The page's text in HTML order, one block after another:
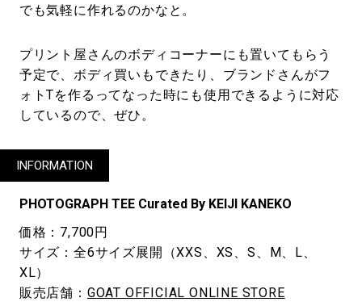
でも気軽に作れるのかなと。
プリント屋さんのボディコーナーにも置いてもらう
予定で、ボディ買いもできたり、ブランドさんがフ
ォトTを作るってなった時にも使用できるように対応
しているので、ぜひ。
INFORMATION
PHOTOGRAPH TEE Curated By KEIJI KANEKO
価格：7,700円
サイズ：全6サイズ展開（XXS、XS、S、M、L、
XL）
販売店舗： GOAT OFFICIAL ONLINE STORE